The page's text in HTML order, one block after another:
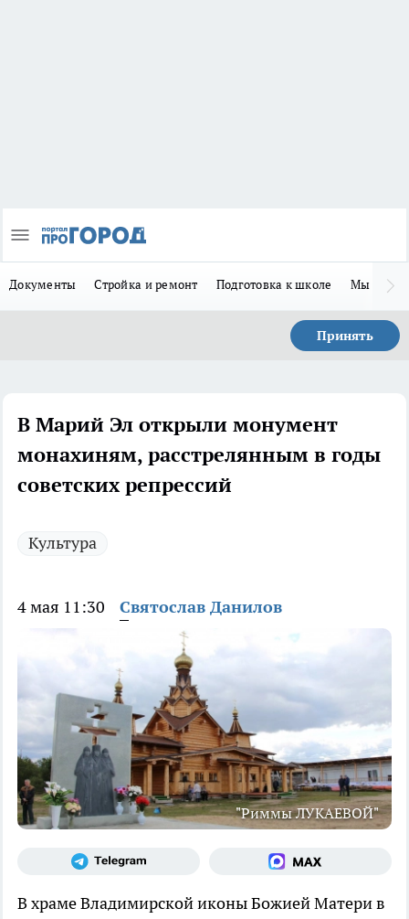
Документы Стройка и ремонт Подготовка к школе Мы в MAX
Принять
В Марий Эл открыли монумент
монахиням, расстрелянным в годы
советских репрессий
Культура
4 мая 11:30 Святослав Данилов
"Риммы ЛУКАЕВОЙ"
В храме Владимирской иконы Божией Матери в